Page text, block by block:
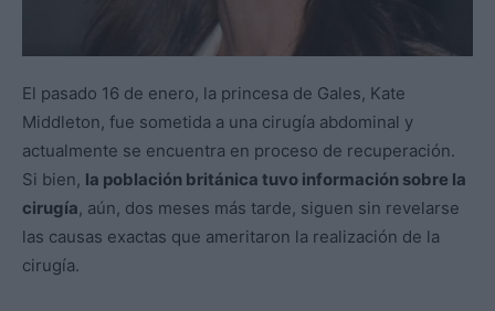
El pasado 16 de enero, la princesa de Gales, Kate
Middleton, fue sometida a una cirugía abdominal y
actualmente se encuentra en proceso de recuperación.
Si bien, la población británica tuvo información sobre la
cirugía, aún, dos meses más tarde, siguen sin revelarse
las causas exactas que ameritaron la realización de la
cirugía.